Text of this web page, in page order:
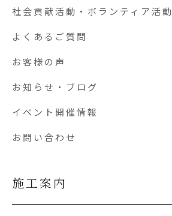
社会貢献活動・ボランティア活動
よくあるご質問
お客様の声
お知らせ・ブログ
イベント開催情報
お問い合わせ
施工案内